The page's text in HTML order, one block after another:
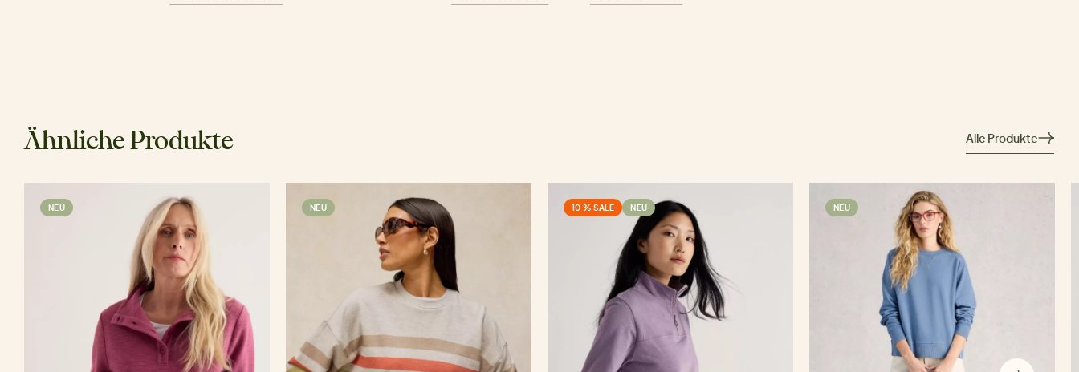
Ähnliche Produkte Alle Produkte
NEU NEU 10 % SALE NEU NEU